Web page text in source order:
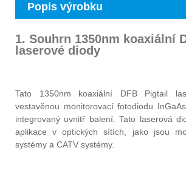
Popis výrobku
1. Souhrn 1350nm koaxiální
laserové diody
Tato 1350nm koaxiální DFB Pigtail
vestavěnou monitorovací fotodiodu
integrovaný uvnitř balení. Tato laserová
aplikace v optických sítích, jako jsou
systémy a CATV systémy.